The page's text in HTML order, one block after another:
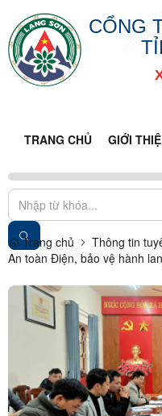
CỔNG
TRANG CHỦ GIỚI
Trang chủ
Thông tin
An toàn Điện, bảo vệ hành